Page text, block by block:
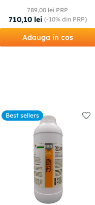
789,00 lei PRP
710,10 lei (-10%din PRP)
Adauga in cos
Best sellers